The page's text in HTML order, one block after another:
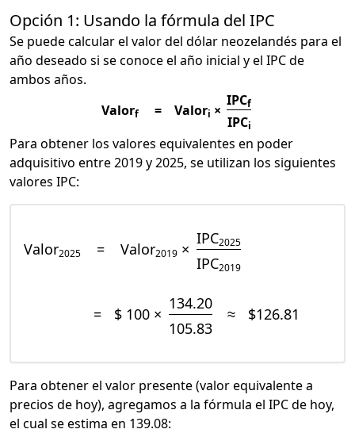
Opción 1: Usando la fórmula del IPC
Se puede calcular el valor del dólar neozelandés para el
año deseado si se conoce el año inicial y el IPC de
ambos años.
Valorf = Valori ×
IPCf
IPCi
Para obtener los valores equivalentes en poder
adquisitivo entre 2019 y 2025, se utilizan los siguientes
valores IPC:
Valor2025 = Valor2019 ×
IPC2025
IPC2019
= $ 100 ×
134.20
105.83
≈ $126.81
Para obtener el valor presente (valor equivalente a
precios de hoy), agregamos a la fórmula el IPC de hoy,
el cual se estima en 139.08: